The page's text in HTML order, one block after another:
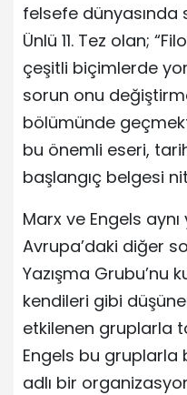
felsefe dünyasında
Ünlü 11. Tez olan;
çeşitli biçimlerde
sorun onu
bölümünde
bu önemli eseri,
başlangıç belgesi
Marx ve Engels aynı
Avrupa’daki diğer
Yazışma Grubu’nu
kendileri gibi
etkilenen gruplarla
Engels bu gruplarla
adlı bir